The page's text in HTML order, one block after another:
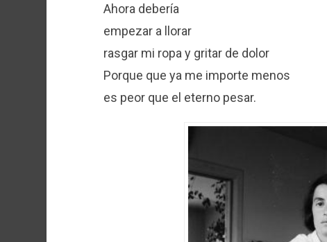
Ahora debería
empezar a llorar
rasgar mi ropa y gritar de dolor
Porque que ya me importe menos
es peor que el eterno pesar.